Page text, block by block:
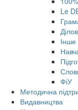
Le
Інше
ФіУ
Методична
Видавництва